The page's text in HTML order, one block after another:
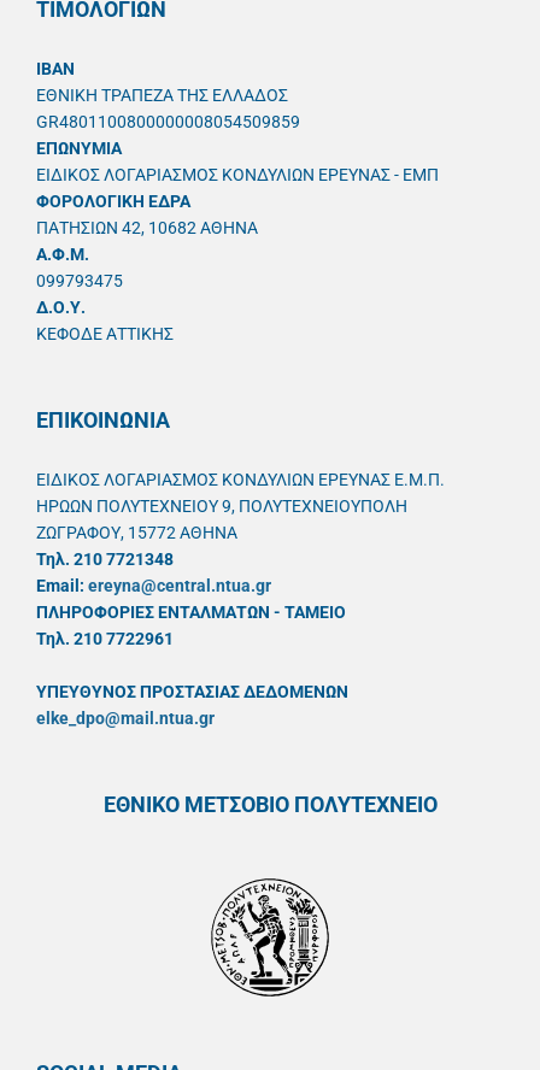
ΤΙΜΟΛΟΓΙΩΝ
IBAN
ΕΘΝΙΚΗ ΤΡΑΠΕΖΑ ΤΗΣ ΕΛΛΑΔΟΣ
GR4801100800000008054509859
ΕΠΩΝΥΜΙΑ
ΕΙΔΙΚΟΣ ΛΟΓΑΡΙΑΣΜΟΣ ΚΟΝΔΥΛΙΩΝ ΕΡΕΥΝΑΣ - ΕΜΠ
ΦΟΡΟΛΟΓΙΚΗ ΕΔΡΑ
ΠΑΤΗΣΙΩΝ 42, 10682 ΑΘΗΝΑ
A.Φ.Μ.
099793475
Δ.Ο.Υ.
ΚΕΦΟΔΕ ΑΤΤΙΚΗΣ
ΕΠΙΚΟΙΝΩΝΙΑ
ΕΙΔΙΚΟΣ ΛΟΓΑΡΙΑΣΜΟΣ ΚΟΝΔΥΛΙΩΝ ΕΡΕΥΝΑΣ Ε.Μ.Π.
ΗΡΩΩΝ ΠΟΛΥΤΕΧΝΕΙΟΥ 9, ΠΟΛΥΤΕΧΝΕΙΟΥΠΟΛΗ
ΖΩΓΡΑΦΟΥ, 15772 ΑΘΗΝΑ
Τηλ. 210 7721348
Email: ereyna@central.ntua.gr
ΠΛΗΡΟΦΟΡΙΕΣ ΕΝΤΑΛΜΑΤΩΝ - ΤΑΜΕΙΟ
Τηλ. 210 7722961
ΥΠΕΥΘYΝΟΣ ΠΡΟΣΤΑΣΙΑΣ ΔΕΔΟΜΕΝΩΝ
elke_dpo@mail.ntua.gr
ΕΘΝΙΚΟ ΜΕΤΣΟΒΙΟ ΠΟΛΥΤΕΧΝΕΙΟ